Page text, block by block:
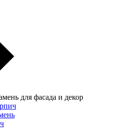
для фасада и декор